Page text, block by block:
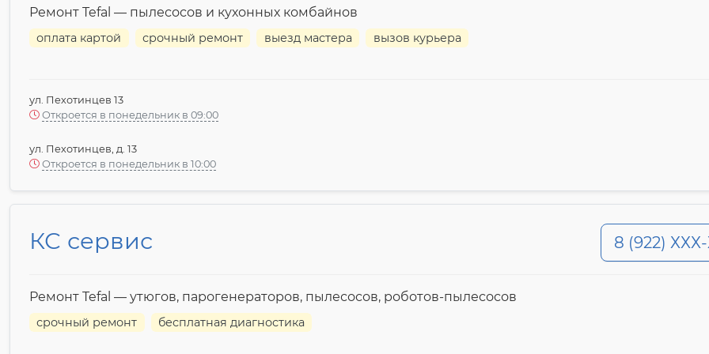
Ремонт Tefal — пылесосов и кухонных комбайнов
оплата картой срочный ремонт выезд мастера вызов курьера
ул. Пехотинцев 13
Откроется в понедельник в 09:00
ул. Пехотинцев, д. 13
Откроется в понедельник в 10:00
КС сервис 8 (922)
Ремонт Tefal — утюгов, парогенераторов, пылесосов, роботов-пылесосов
срочный ремонт бесплатная диагностика